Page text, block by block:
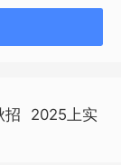
招
2025上实